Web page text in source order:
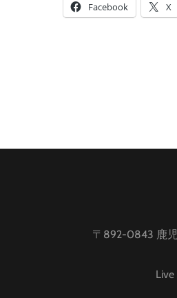
Facebook X
〒892-0843 鹿
Live